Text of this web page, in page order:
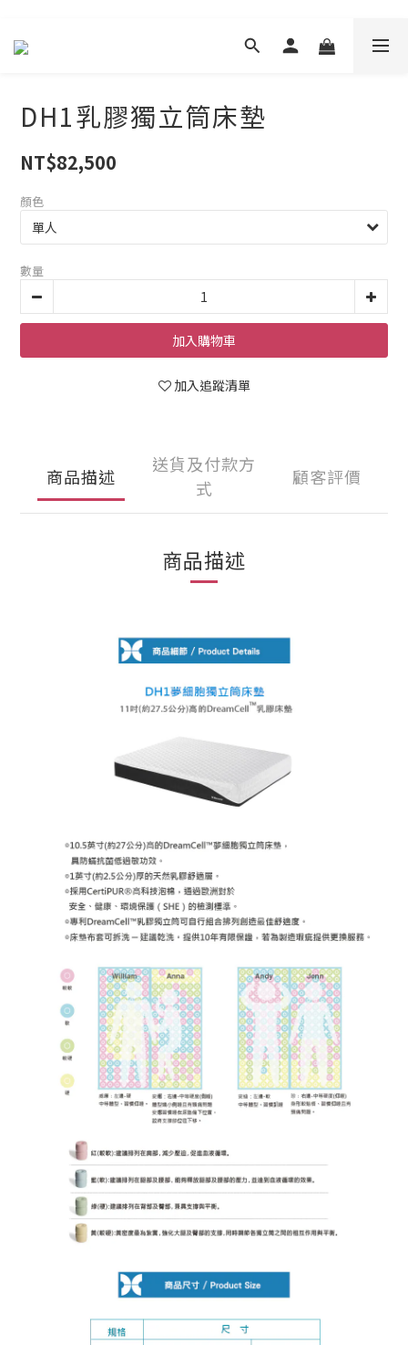
DH1乳膠獨立筒床墊
NT$82,500
顏色
數量
加入購物車
加入追蹤清單
商品描述
送貨及付款方
式
顧客評價
商品描述